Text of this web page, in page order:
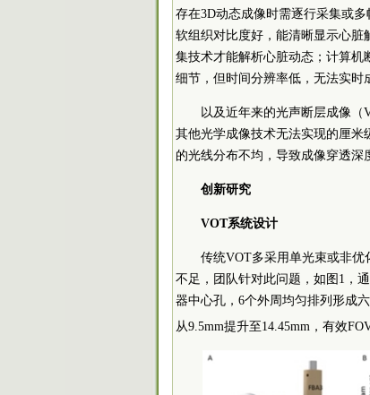
存在3D动态成像时需逐行采集或
软组织对比度好，能清晰显示心
集技术才能解析心脏动态；计算
细节，但时间分辨率低，无法实时
以及近年来的光声断层成像（
其他光学成像技术无法实现的厘
的光线分布不均，导致成像穿透深
创新研究
VOT系统设计
传统VOT多采用单光束或非
不足，团队针对此问题，如图1，
器中心孔，6个外周均匀排列形成
从9.5mm提升至14.45mm，有效